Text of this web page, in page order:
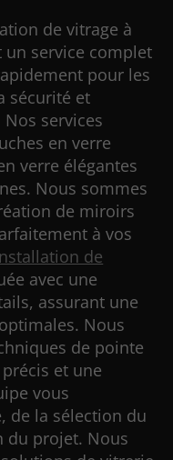
de vitrage à
service complet
pour les
sécurité et
services
en verre
verre élégantes
Nous sommes
de miroirs
à vos
de
avec une
assurant une
Nous
de pointe
et une
vous
de la sélection du
du projet. Nous